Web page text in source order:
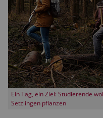
Ein Tag, ein Ziel: Studierende
Setzlingen pflanzen